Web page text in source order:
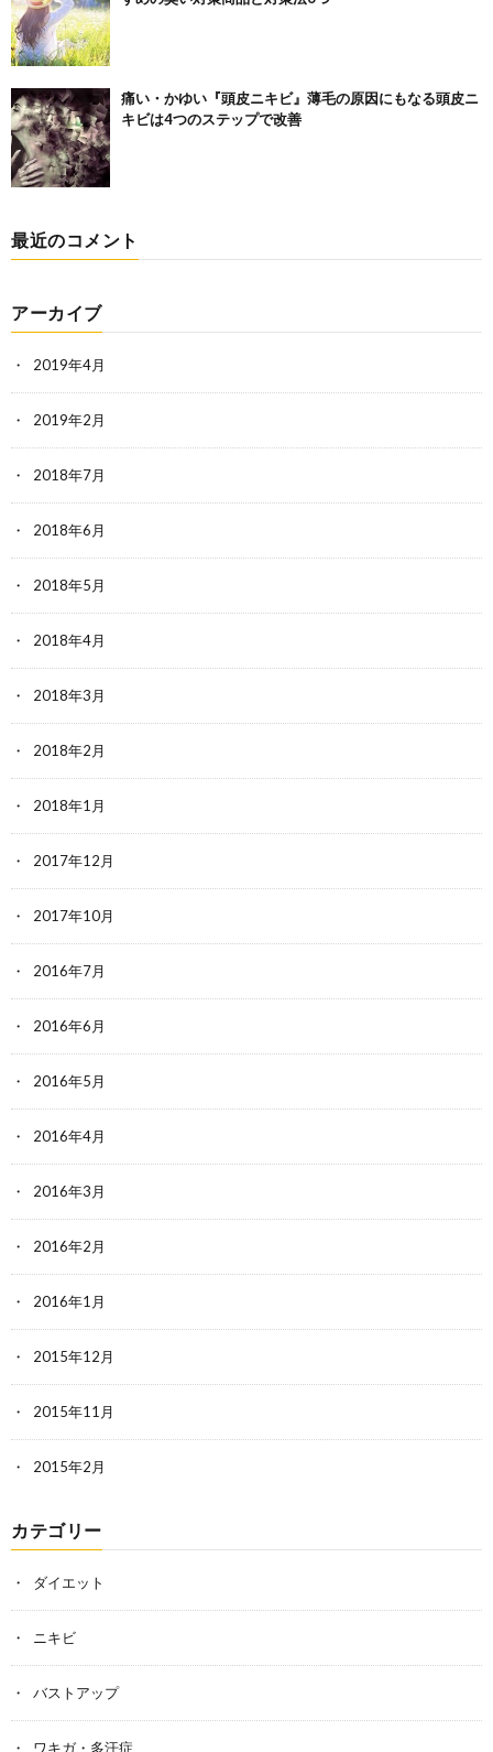
痛い・かゆい『頭皮ニキビ』薄毛の原因にもなる頭皮ニ
キビは4つのステップで改善
最近のコメント
アーカイブ
2019年4月
2019年2月
2018年7月
2018年6月
2018年5月
2018年4月
2018年3月
2018年2月
2018年1月
2017年12月
2017年10月
2016年7月
2016年6月
2016年5月
2016年4月
2016年3月
2016年2月
2016年1月
2015年12月
2015年11月
2015年2月
カテゴリー
ダイエット
ニキビ
バストアップ
ワキガ・多汗症